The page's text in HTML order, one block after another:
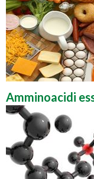
Amminoacidi